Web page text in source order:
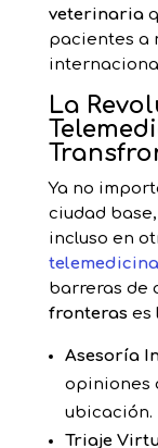
veterinaria
pacientes a
La
Ya no
ciudad
incluso en
telemedicina
barreras de
fronterases
Asesoría
opiniones
ubicación.
Triaje